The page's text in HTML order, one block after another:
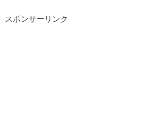
スポンサーリンク